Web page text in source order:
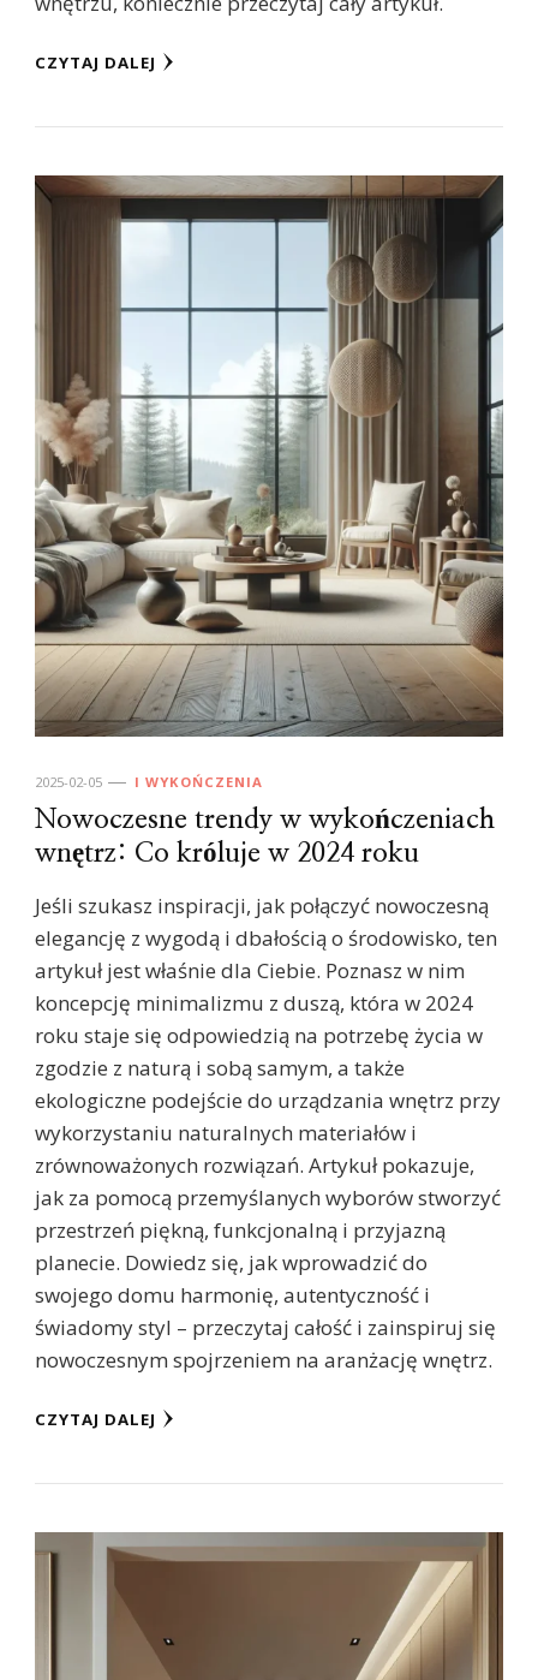
CZYTAJ DALEJ
2025-02-05 I WYKOŃCZENIA
Nowoczesne trendy w wykończeniach
wnętrz: Co króluje w 2024 roku
Jeśli szukasz inspiracji, jak połączyć nowoczesną
elegancję z wygodą i dbałością o środowisko, ten
artykuł jest właśnie dla Ciebie. Poznasz w nim
koncepcję minimalizmu z duszą, która w 2024
roku staje się odpowiedzią na potrzebę życia w
zgodzie z naturą i sobą samym, a także
ekologiczne podejście do urządzania wnętrz przy
wykorzystaniu naturalnych materiałów i
zrównoważonych rozwiązań. Artykuł pokazuje,
jak za pomocą przemyślanych wyborów stworzyć
przestrzeń piękną, funkcjonalną i przyjazną
planecie. Dowiedz się, jak wprowadzić do
swojego domu harmonię, autentyczność i
świadomy styl – przeczytaj całość i zainspiruj się
nowoczesnym spojrzeniem na aranżację wnętrz.
CZYTAJ DALEJ